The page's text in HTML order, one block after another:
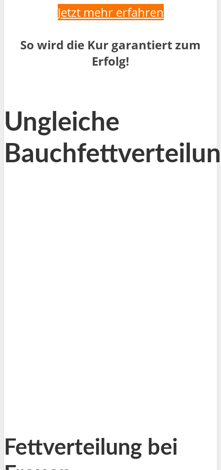
Jetzt mehr erfahren
So wird die Kur garantiert zum
Erfolg!
Ungleiche
Fettverteilung bei